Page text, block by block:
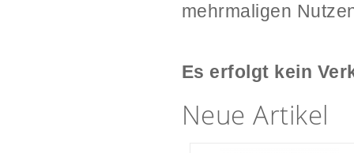
mehrmaligen
Es erfolgt kein
Neue Artikel